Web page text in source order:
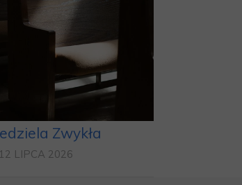
Zwykła
12 LIPCA 2026